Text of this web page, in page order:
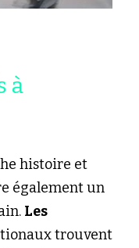
à
histoire et
également un
Les
trouvent